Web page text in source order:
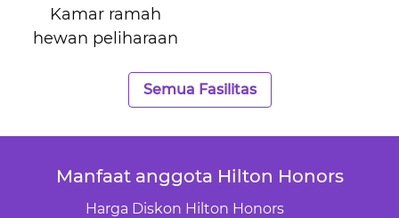
Kamar ramah
hewan peliharaan
Semua Fasilitas
Manfaat anggota Hilton Honors
Harga Diskon Hilton Honors